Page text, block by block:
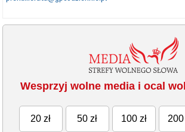
Wesprzyj wolne media i ocal
20 zł 50 zł 100 zł 200